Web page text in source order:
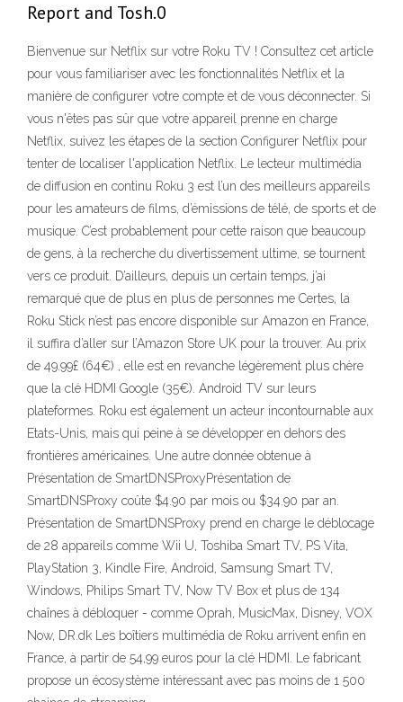
Report and Tosh.0
Bienvenue sur Netflix sur votre Roku TV ! Consultez cet article
pour vous familiariser avec les fonctionnalités Netflix et la
manière de configurer votre compte et de vous déconnecter. Si
vous n'êtes pas sûr que votre appareil prenne en charge
Netflix, suivez les étapes de la section Configurer Netflix pour
tenter de localiser l'application Netflix. Le lecteur multimédia
de diffusion en continu Roku 3 est l’un des meilleurs appareils
pour les amateurs de films, d’émissions de télé, de sports et de
musique. C’est probablement pour cette raison que beaucoup
de gens, à la recherche du divertissement ultime, se tournent
vers ce produit. D’ailleurs, depuis un certain temps, j’ai
remarqué que de plus en plus de personnes me Certes, la
Roku Stick n’est pas encore disponible sur Amazon en France,
il suffira d’aller sur l’Amazon Store UK pour la trouver. Au prix
de 49.99£ (64€) , elle est en revanche légèrement plus chère
que la clé HDMI Google (35€). Android TV sur leurs
plateformes. Roku est également un acteur incontournable aux
Etats-Unis, mais qui peine à se développer en dehors des
frontières américaines. Une autre donnée obtenue à
Présentation de SmartDNSProxyPrésentation de
SmartDNSProxy coûte $4.90 par mois ou $34.90 par an.
Présentation de SmartDNSProxy prend en charge le déblocage
de 28 appareils comme Wii U, Toshiba Smart TV, PS Vita,
PlayStation 3, Kindle Fire, Android, Samsung Smart TV,
Windows, Philips Smart TV, Now TV Box et plus de 134
chaînes à débloquer - comme Oprah, MusicMax, Disney, VOX
Now, DR.dk Les boîtiers multimédia de Roku arrivent enfin en
France, à partir de 54,99 euros pour la clé HDMI. Le fabricant
propose un écosystème intéressant avec pas moins de 1 500